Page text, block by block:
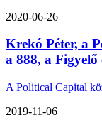
2020-06-26
Krekó Péter, a
a 888, a Figyelő
A Political Capital
2019-11-06